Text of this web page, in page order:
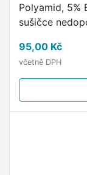
Polyamid, 5%
sušičce
originálním
95,00 Kč
včetně DPH